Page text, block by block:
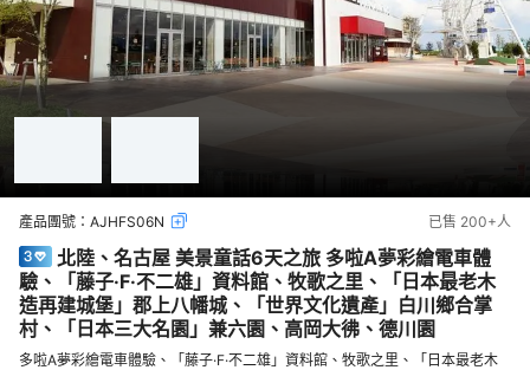
產品團號： AJHFS06N 已售 200+人
北陸、名古屋 美景童話6天之旅 多啦A夢彩繪電車體
驗、「藤子·F·不二雄」資料館、牧歌之里、「日本最老木
造再建城堡」郡上八幡城、「世界文化遺產」白川鄉合掌
村、「日本三大名園」兼六園、高岡大彿、德川園
多啦A夢彩繪電車體驗、「藤子·F·不二雄」資料館、牧歌之里、「日本最老木